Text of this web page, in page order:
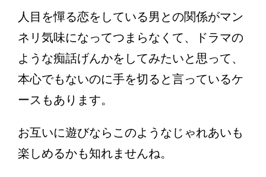
人目を憚る恋をしている男との関係がマン
ネリ気味になってつまらなくて、ドラマの
ような痴話げんかをしてみたいと思って、
本心でもないのに手を切ると言っているケ
ースもあります。
お互いに遊びならこのようなじゃれあいも
楽しめるかも知れませんね。